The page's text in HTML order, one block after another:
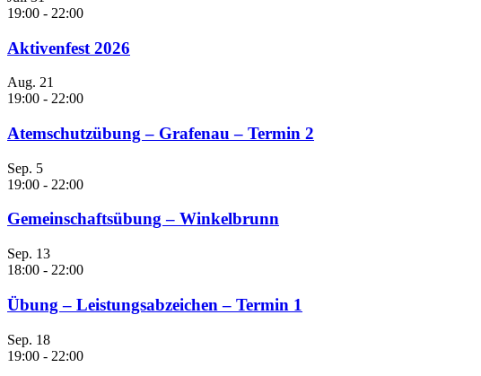
19:00 - 22:00
Aktivenfest 2026
Aug. 21
19:00 - 22:00
Atemschutzübung – Grafenau – Termin 2
Sep. 5
19:00 - 22:00
Gemeinschaftsübung – Winkelbrunn
Sep. 13
18:00 - 22:00
Übung – Leistungsabzeichen – Termin 1
Sep. 18
19:00 - 22:00